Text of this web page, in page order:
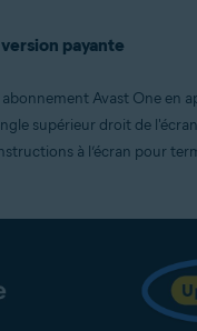
payante
Avast One en
supérieur droit de
à l’écran pour